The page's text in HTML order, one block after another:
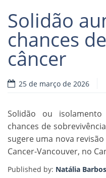
Solidão
chances
câncer
25 de março de 2026
Solidão ou
chances de
sugere uma nova
Cancer-Vancouver, no
Published by: Natália